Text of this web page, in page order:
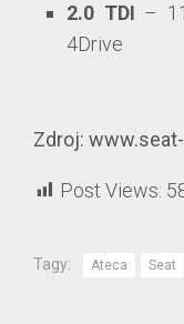
2.0 TDI –
4Drive
Zdroj:
Post Views:
Tagy: Ateca Seat